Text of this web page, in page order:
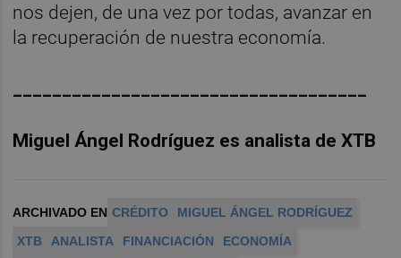
nos dejen, de una vez por todas, avanzar en
la recuperación de nuestra economía.
____________________________________
Miguel Ángel Rodríguez es analista de XTB
ARCHIVADO EN CRÉDITO
MIGUEL ÁNGEL RODRÍGUEZ
XTB
ANALISTA FINANCIACIÓN
ECONOMÍA